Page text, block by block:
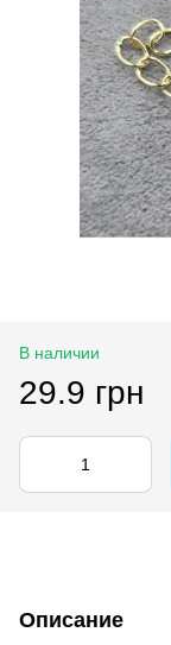
В наличии
29.9 грн
Описание